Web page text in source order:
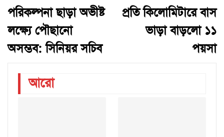
পরিকল্পনা ছাড়া অভীষ্ট
লক্ষ্যে পৌছানো
অসম্ভব: সিনিয়র সচিব
প্রতি কিলোমিটারে বাস
ভাড়া বাড়লো ১১
পয়সা
আরো